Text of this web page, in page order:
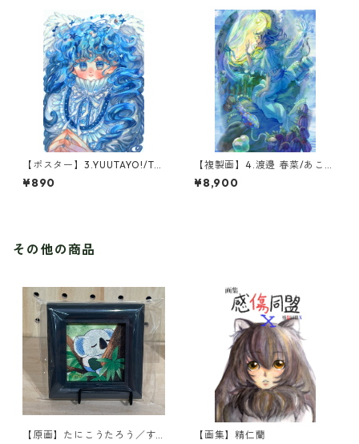
【ポスター】3.YUUTAYO!/Tor
nado Blue
¥890
【複製画】4.渡邊 春菜/あこが
れ(1点限定)
¥8,900
その他の商品
【原画】たにこうたろう／す
【画集】精仁蘭